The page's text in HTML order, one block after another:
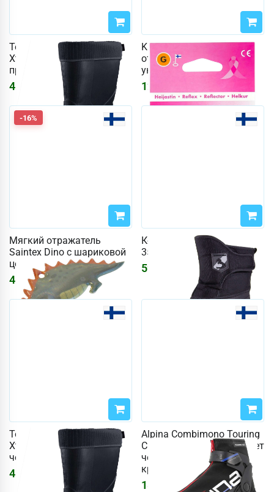
Термосапоги DryWalker
Xtrack Short 44 (цвет
прозрачный)
4667
Kilu G Pink Ribbon
отражатель для
украшений
1245
-16%
Мягкий отражатель
Saintex Dino с шариковой
цепочкой
465 ₽556
Конюшни Horze, размер
35. (цвет черный)
5913
Термосапоги DryWalker
Xtrack Short 42 (цвет
черный)
4667
Alpina Combimono Touring
Classic JR, размер 39 (цвет
черный / белый /
красный)
18543